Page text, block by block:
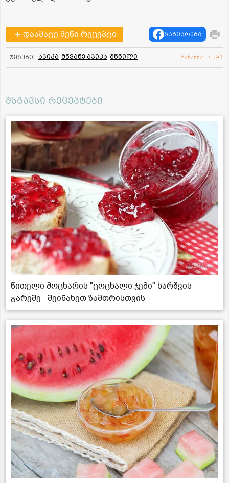
დაამატე შენი რეცეპტი გაზიარება
ტეგები: აჯიკა მწვანე აჯიკა მწნილი ნანახია: 7391
მსგავსი რეცეპტები
წითელი მოცხარის "ცოცხალი ჯემი" ხარშვის
გარეშე - შეინახეთ ზამთრისთვის